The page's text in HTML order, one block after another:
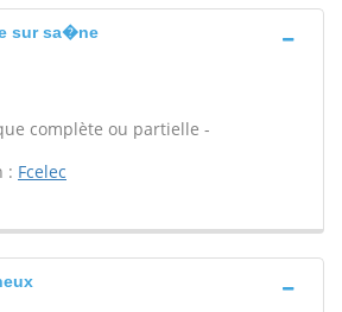
sur sa�ne
complète ou partielle -
: Fcelec